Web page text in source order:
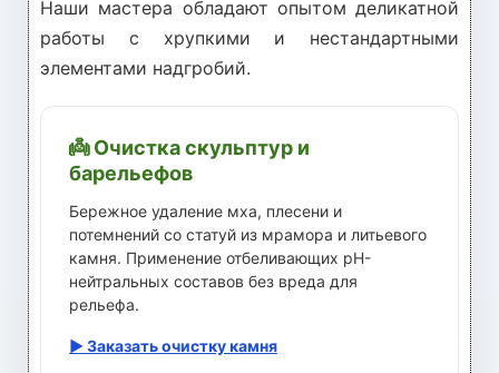
Наши мастера обладают опытом деликатной
работы с хрупкими и нестандартными
элементами надгробий.
👼 Очистка скульптур и
барельефов
Бережное удаление мха, плесени и
потемнений со статуй из мрамора и литьевого
камня. Применение отбеливающих pH-
нейтральных составов без вреда для
рельефа.
▶ Заказать очистку камня